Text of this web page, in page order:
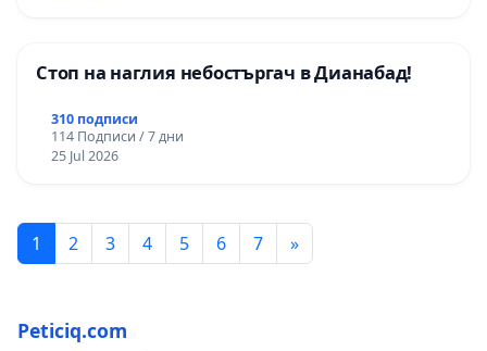
Стоп на наглия небостъргач в Дианабад!
310 подписи
114 Подписи / 7 дни
25 Jul 2026
1 2 3 4 5 6 7 »
Peticiq.com